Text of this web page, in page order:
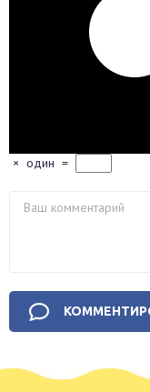
× один =